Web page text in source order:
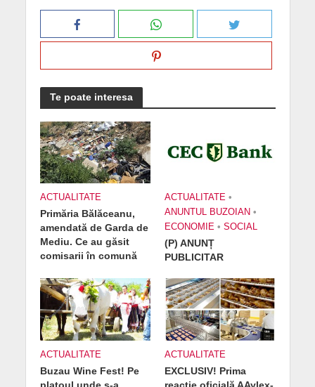
Te poate interesa
ACTUALITATE
Primăria Bălăceanu,
amendată de Garda de
Mediu. Ce au găsit
comisarii în comună
ACTUALITATE •
ANUNTUL BUZOIAN •
ECONOMIE • SOCIAL
(P) ANUNȚ
PUBLICITAR
ACTUALITATE
Buzau Wine Fest! Pe
platoul unde s-a
ACTUALITATE
EXCLUSIV! Prima
reacție oficială AAylex-